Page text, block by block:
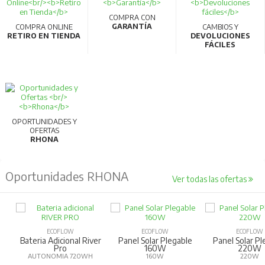
garantiza comodidad y reduce la fatiga.
Ideal para cortar cables de cobre, aluminio y otros
profesional e industrial.
Especificaciones técnicas
Codigo del fabricante:
Capacidad de corte:
Cable MCM: 100 mm²
Cable de cobre: 100 mm&sup
Cable:150 mm2
COMPRA ONLINE
RETIRO EN TIENDA
COMPRA CON
GARANTÍA
CAMBIOS Y
DEVOLUCIONES
FÁCILES
OPORTUNIDADES Y
OFERTAS
RHONA
Oportunidades RHONA Ver todas las ofertas
ECOFLOW
Bateria Adicional River
Pro
AUTONOMIA 720WH
ECOFLOW
Panel Solar Plegable
160W
160W
ECOFLOW
Panel Solar
220W
220W